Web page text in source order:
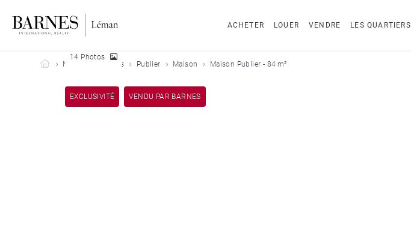
ACHETER LOUER VENDRE LES QUARTIERS
Barnes Leman
Nos biens vendus Publier Maison Maison Publier - 84 m²
EXCLUSIVITÉ VENDU PAR BARNES
14 Photos